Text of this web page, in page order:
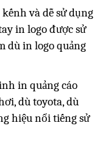
và dễ sử dụng
in logo được sử
dù in logo quảng
in quảng cáo
dù toyota, dù
hiệu nổi tiếng sử